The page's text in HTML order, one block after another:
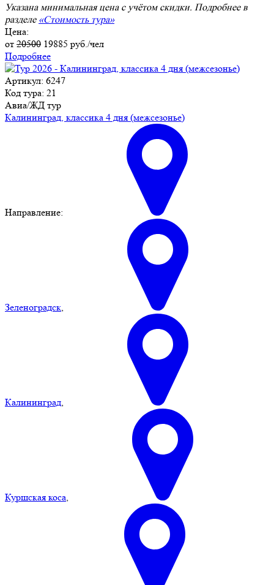
Указана минимальная цена с учётом скидки. Подробнее в
разделе «Стоимость тура»
Цена:
от 20500 19885 руб./чел
Подробнее
Артикул: 6247
Код тура: 21
Авиа/ЖД тур
Калининград, классика 4 дня (межсезонье)
Направление:
Зеленоградск,
Калининград,
Куршская коса,